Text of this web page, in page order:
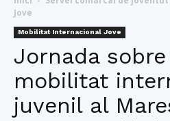
del
Jove
Mobilitat Internacional Jove
Jornada
mobilitat
juvenil al